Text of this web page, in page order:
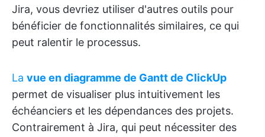
Jira, vous devriez utiliser d'autres outils pour
bénéficier de fonctionnalités similaires, ce qui
peut ralentir le processus.
La vue en diagramme de Gantt de ClickUp
permet de visualiser plus intuitivement les
échéanciers et les dépendances des projets.
Contrairement à Jira, qui peut nécessiter des